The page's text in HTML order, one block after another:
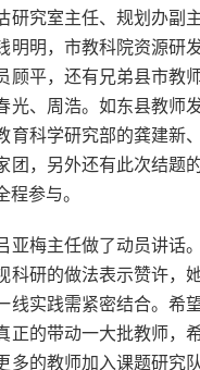
研究室主任、规划办副
明明，市教科院资源研
顾平，还有兄弟县市教
光、周浩。如东县教师
育科学研究部的龚建新
团，另外还有此次结题
参与。
亚梅主任做了动员讲话
科研的做法表示赞许，
线实践需紧密结合。希
正的带动一大批教师，
多的教师加入课题研究